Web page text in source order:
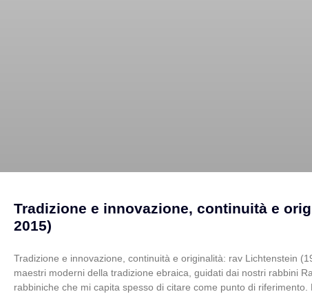
Tradizione e innovazione, continuità e
2015)
Tradizione e innovazione, continuità e originalità: rav Lichtenstein
maestri moderni della tradizione ebraica, guidati dai nostri rabbini
rabbiniche che mi capita spesso di citare come punto di